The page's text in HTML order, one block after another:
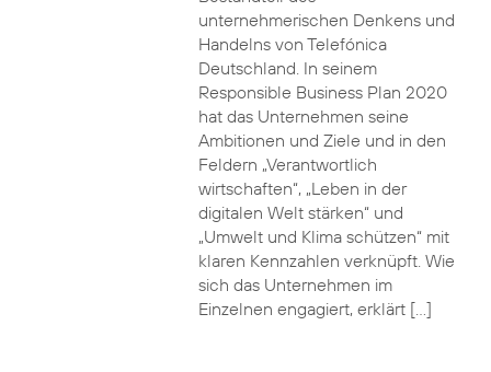
unternehmerischen Denkens und
Handelns von Telefónica
Deutschland. In seinem
Responsible Business Plan 2020
hat das Unternehmen seine
Ambitionen und Ziele und in den
Feldern „Verantwortlich
wirtschaften“, „Leben in der
digitalen Welt stärken“ und
„Umwelt und Klima schützen“ mit
klaren Kennzahlen verknüpft. Wie
sich das Unternehmen im
Einzelnen engagiert, erklärt […]